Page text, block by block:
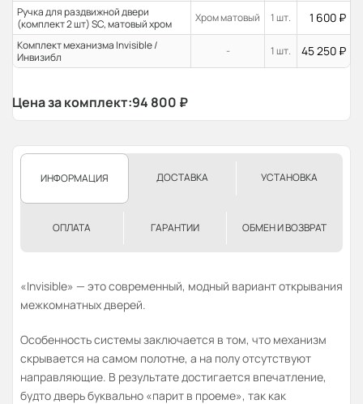
Ручка для раздвижной двери
(комплект 2 шт) SC, матовый хром
Хром матовый 1 шт. 1 600 ₽
Комплект механизма Invisible /
Инвизибл
- 1 шт. 45 250 ₽
Цена за комплект:94 800 ₽
ИНФОРМАЦИЯ ДОСТАВКА УСТАНОВКА
ОПЛАТА ГАРАНТИИ ОБМЕН И ВОЗВРАТ
«Invisible» — это современный, модный вариант открывания
межкомнатных дверей.
Особенность системы заключается в том, что механизм
скрывается на самом полотне, а на полу отсутствуют
направляющие. В результате достигается впечатление,
будто дверь буквально «парит в проеме», так как